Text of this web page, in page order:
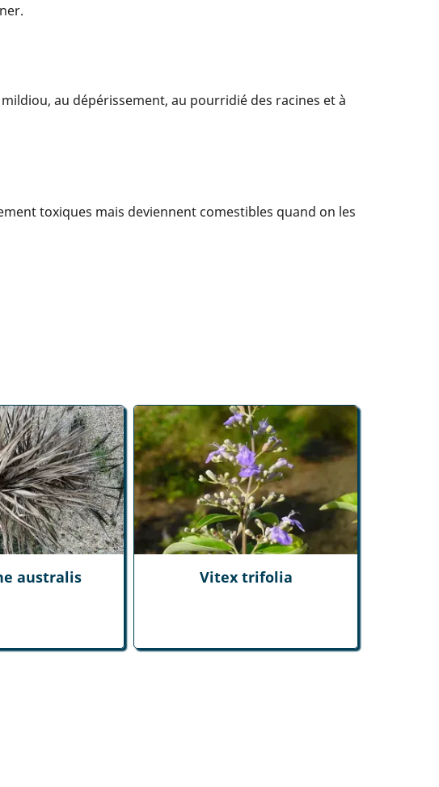
au dépérissement, au pourridié des racines et à
toxiques mais deviennent comestibles quand on les
australis Vitex trifolia